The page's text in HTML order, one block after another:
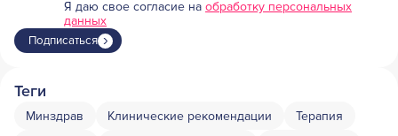
Я даю свое согласие на обработку персональных
данных
Подписаться
Теги
Минздрав Клинические рекомендации
Терапия